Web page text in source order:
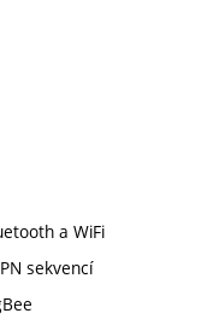
a WiFi
sekvencí